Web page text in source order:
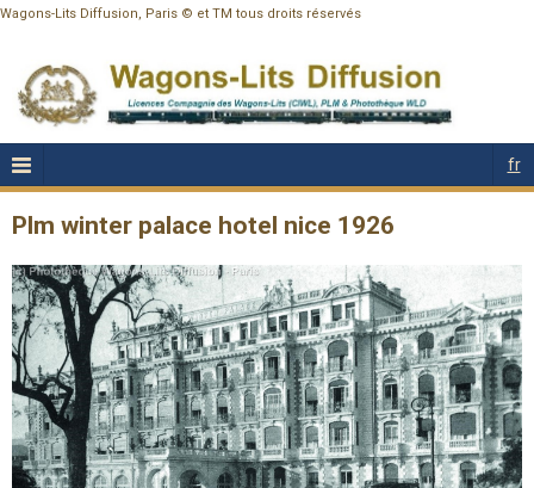
Wagons-Lits Diffusion, Paris © et TM tous droits réservés
fr
Plm winter palace hotel nice 1926